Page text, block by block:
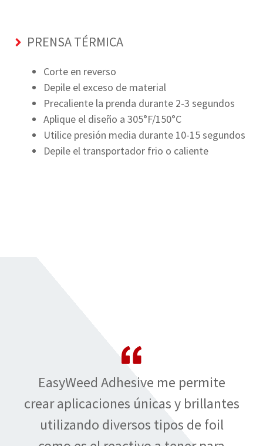
PRENSA TÉRMICA
Corte en reverso
Depile el exceso de material
Precaliente la prenda durante 2-3 segundos
Aplique el diseño a 305°F/150°C
Utilice presión media durante 10-15 segundos
Depile el transportador frio o caliente
EasyWeed Adhesive me permite
crear aplicaciones únicas y brillantes
utilizando diversos tipos de foil